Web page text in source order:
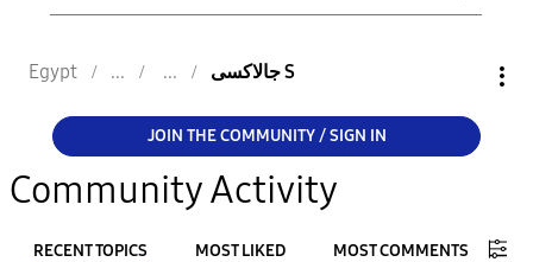
Egypt جالاكسى S
JOIN THE COMMUNITY / SIGN IN
Community Activity
RECENT TOPICS MOST LIKED
MOST COMMENTS